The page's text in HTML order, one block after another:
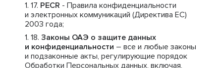
PECR - Правила конфиденциальности
и электронных коммуникаций (Директива ЕС)
2003 года;
Законы ОАЭ о защите данных
и конфиденциальности – все и любые законы
и подзаконные акты, регулирующие порядок
Обработки Персональных данных, включая,